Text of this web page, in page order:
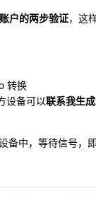
户的两步验证，这
转换
设备可以联系我生
备中，等待信号，